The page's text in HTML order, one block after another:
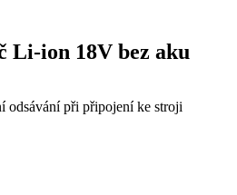
Li-ion 18V bez aku
odsávání při připojení ke stroji